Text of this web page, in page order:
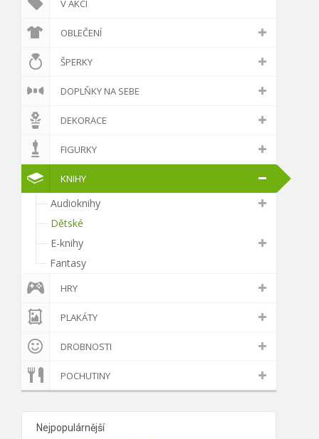
O webuV AKCI
OBLEČENÍ
ŠPERKY
DOPLŇKY NA SEBE
DEKORACE
FIGURKY
KNIHY
Audioknihy
Dětské
E-knihy
Fantasy
HRY
PLAKÁTY
DROBNOSTI
POCHUTINY
Nejpopulárnější